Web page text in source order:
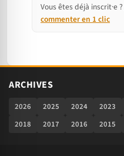
Vous êtes déjà inscrit·e ?
commenter en 1 clic
ARCHIVES
2026 2025 2024 2023
2018
2017 2016 2015